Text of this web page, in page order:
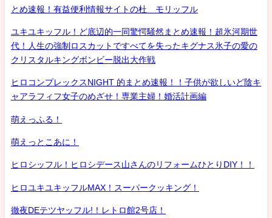
とめ速報！有益便利情報サイトの杜 モリッフル
ユキユキッフル！ど底辺的一同驚愕騒然まとめ速報！超氷河期世
代！人生の強制ロスカットですべてを失ったキグナス氷子の愛の
クリスタルキングボンビー脱出大作戦
ヒロコンプレックスNIGHT 的まとめ速報！！子供が欲しいど陰キ
ャアラフィフ女子のめざせ！専業主婦！婚活計画編
萌えっふる！
萌えっとこあに！
ヒロシッフル！ヒロシデース山さんのリフォームひとりDIY！！
ヒロユキユキッフルMAX！スーパークッキング！
徹夜DEテツヤッフル!！レトロ館2号店！